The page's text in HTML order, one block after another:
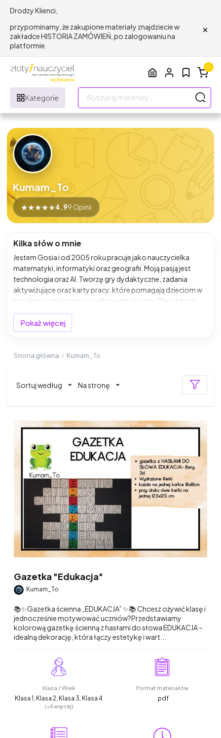
Drodzy Klienci,
przypominamy, że zakupione materiały znajdziecie w
zakładce HISTORIA ZAMÓWIEŃ, po zalogowaniu na
platformie.
×
Kategorie
0
Kumam_To
★★★★★4.99 Opinii
Kilka słów o mnie
Jestem Gosia i od 2005 roku pracuje jako nauczycielka
matematyki, informatyki oraz geografii. Moją pasją jest
technologia oraz AI. Tworzę gry dydaktyczne, zadania
aktywizujące oraz karty pracy, które pomagają dzieciom w
rozwijaniu umiejętności i odkrywaniu świata. Chciałabym
podzielić się z Tobą materiałami, które tworzę.
Pokaż więcej
Strona główna / Kumam_To
Sortuj według Na stronę
Gazetka "Edukacja"
Kumam_To
📚✨Gazetka ścienna „EDUKACJA” ✨📚 Chcesz ożywić klasę i
jednocześnie motywować uczniów?Przedstawiamy
kolorową gazetkę ścienną z hasłami do słowa EDUKACJA –
idealną dekorację, która łączy estetykę i wart...
Klasa / Wiek
Klasa 1, Klasa 2, Klasa 3, Klasa 4
(+4 więcej)
Format materiałów
.pdf